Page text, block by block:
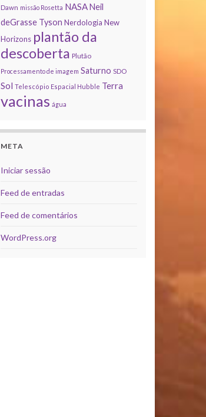
Dawn missão Rosetta NASA Neil
deGrasse Tyson Nerdologia New
Horizons plantão da
descoberta Plutão
Processamento de imagem Saturno SDO
Sol Telescópio Espacial Hubble Terra
vacinas água
META
Iniciar sessão
Feed de entradas
Feed de comentários
WordPress.org